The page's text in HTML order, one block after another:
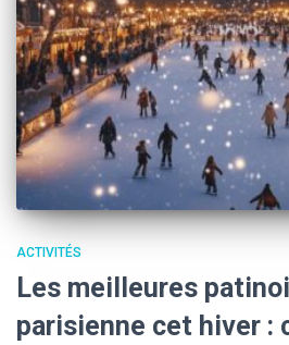
ACTIVITÉS
Les meilleures
parisienne cet hiver :